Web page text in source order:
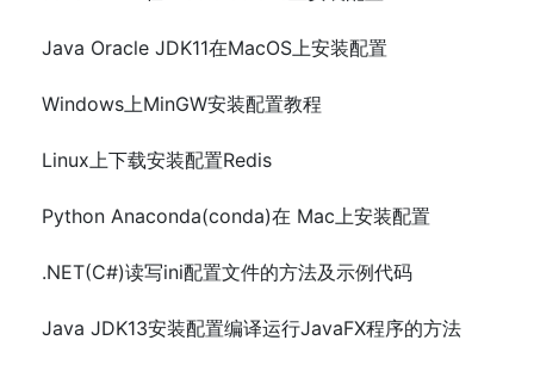
Java Oracle JDK11在MacOS上安装配置
Windows上MinGW安装配置教程
Linux上下载安装配置Redis
Python Anaconda(conda)在 Mac上安装配置
.NET(C#)读写ini配置文件的方法及示例代码
Java JDK13安装配置编译运行JavaFX程序的方法